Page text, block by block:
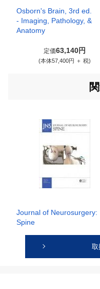
Osborn's Brain, 3rd ed.
- Imaging, Pathology, &
Anatomy
定価63,140円
(本体57,400円 ＋ 税)
Journal of Neurosurgery:
Spine
取